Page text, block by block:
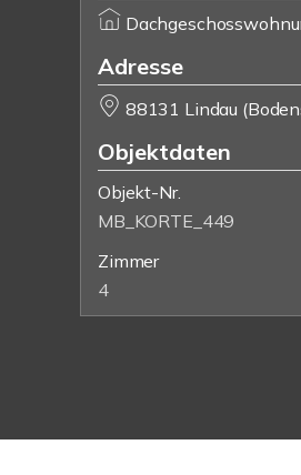
Adresse
88131 Lindau
Objektdaten
Objekt-Nr.
MB_KORTE_449
Zimmer
4